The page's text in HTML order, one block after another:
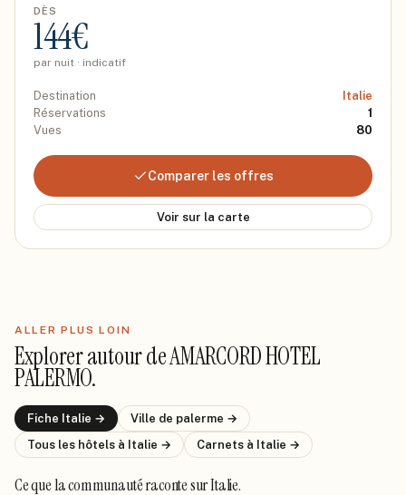
DÈS
144€
par nuit · indicatif
Destination
Italie
Réservations
1
Vues
80
Comparer les offres
Voir sur la carte
ALLER PLUS LOIN
Explorer autour deAMARCORD HOTEL
PALERMO.
Fiche Italie → Ville de palerme →
Tous les hôtels à Italie → Carnets à Italie →
Ce que la communauté racontesur Italie.